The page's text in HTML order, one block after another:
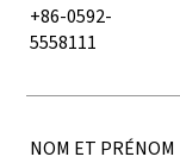
+86-0592-
5558111
NOM ET PRÉNOM